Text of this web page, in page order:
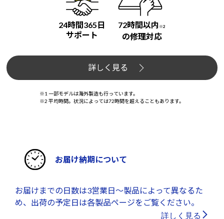
24時間365日
サポート
72時間以内 ※2
の修理対応
詳しく見る
※1 一部モデルは海外製造も行っています。
※2 平均時間。状況によっては72時間を超えることもあります。
お届け納期について
お届けまでの日数は3営業日～製品によって異なるた
め、出荷の予定日は各製品ページをご覧ください。
詳しく見る